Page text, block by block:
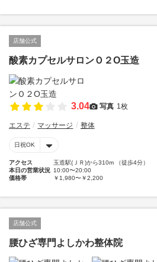
店舗公式
酸素カプセルサロンＯ２O玉造
3.04 写真 1枚
エステ マッサージ 整体
日祝OK
アクセス
玉造駅(ＪＲ)から310m （徒歩4分）
本日の営業状況 10:00〜20:00
価格帯
￥1,980〜￥2,200
店舗公式
腰ひざ専門よしかわ整体院